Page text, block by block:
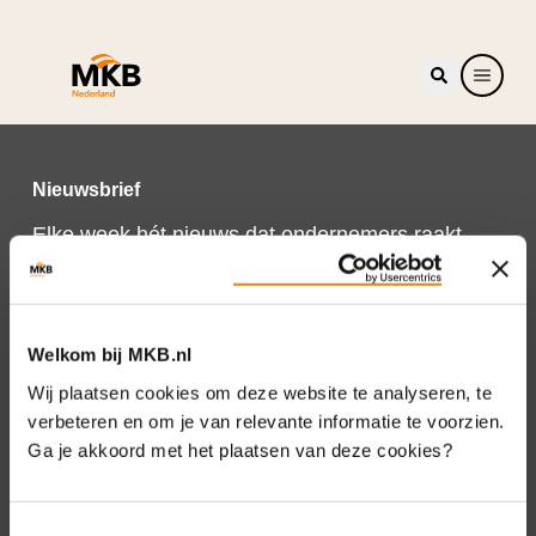
Welkom bij MKB.nl
Wij plaatsen cookies om deze website te analyseren, te
verbeteren en om je van relevante informatie te voorzien.
Ga je akkoord met het plaatsen van deze cookies?
Nieuwsbrief
Elke week hét nieuws dat ondernemers raakt.
Schrijf je nu in voor de MKB-Nederland
nieuwsbrief.
Schrijf je in
Direct naar
Over ons